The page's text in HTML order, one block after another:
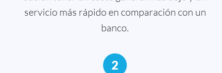
servicio más rápido en comparación con un
banco.
2